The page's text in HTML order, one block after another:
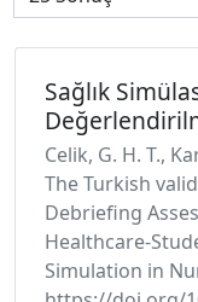
Sağlık
Celik, G. H. T.,
The Turkish
Debriefing
Healthcare-
Simulation in